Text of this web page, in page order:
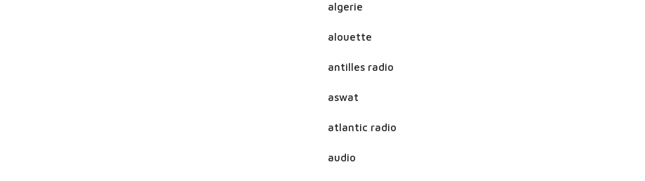
algerie
alouette
antilles radio
aswat
atlantic radio
audio